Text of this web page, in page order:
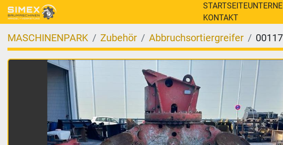
STARTSEITE
KONTAKT
MASCHINENPARK Zubehör Abbruchsortiergreifer 00117